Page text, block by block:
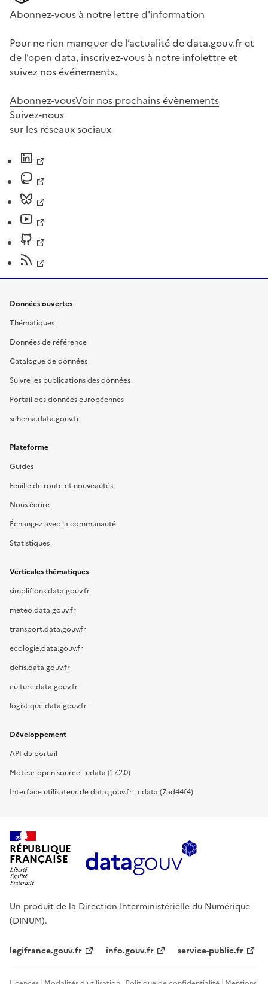
Abonnez-vous à notre lettre d'information
Pour ne rien manquer de l’actualité de data.gouv.fr et
de l’open data, inscrivez-vous à notre infolettre et
suivez nos événements.
Abonnez-vousVoir nos prochains évènements
Suivez-nous
sur les réseaux sociaux
Données ouvertes
Thématiques
Données de référence
Catalogue de données
Suivre les publications des données
Portail des données européennes
schema.data.gouv.fr
Plateforme
Guides
Feuille de route et nouveautés
Nous écrire
Échangez avec la communauté
Statistiques
Verticales thématiques
simplifions.data.gouv.fr
meteo.data.gouv.fr
transport.data.gouv.fr
ecologie.data.gouv.fr
defis.data.gouv.fr
culture.data.gouv.fr
logistique.data.gouv.fr
Développement
API du portail
Moteur open source : udata (17.2.0)
Interface utilisateur de data.gouv.fr : cdata (7ad44f4)
RÉPUBLIQUE
FRANÇAISE
Un produit de la Direction Interministérielle du Numérique
(DINUM).
legifrance.gouv.fr info.gouv.fr service-public.fr